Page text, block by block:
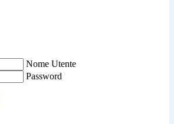
Nome Utente
Password